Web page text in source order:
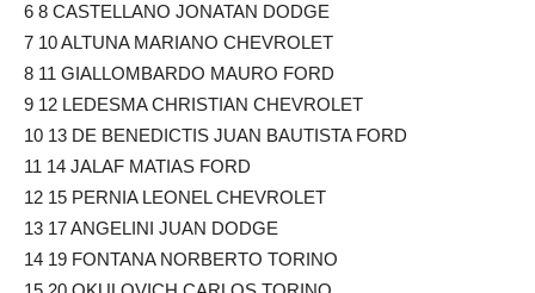
6 8 CASTELLANO JONATAN DODGE
7 10 ALTUNA MARIANO CHEVROLET
8 11 GIALLOMBARDO MAURO FORD
9 12 LEDESMA CHRISTIAN CHEVROLET
10 13 DE BENEDICTIS JUAN BAUTISTA FORD
11 14 JALAF MATIAS FORD
12 15 PERNIA LEONEL CHEVROLET
13 17 ANGELINI JUAN DODGE
14 19 FONTANA NORBERTO TORINO